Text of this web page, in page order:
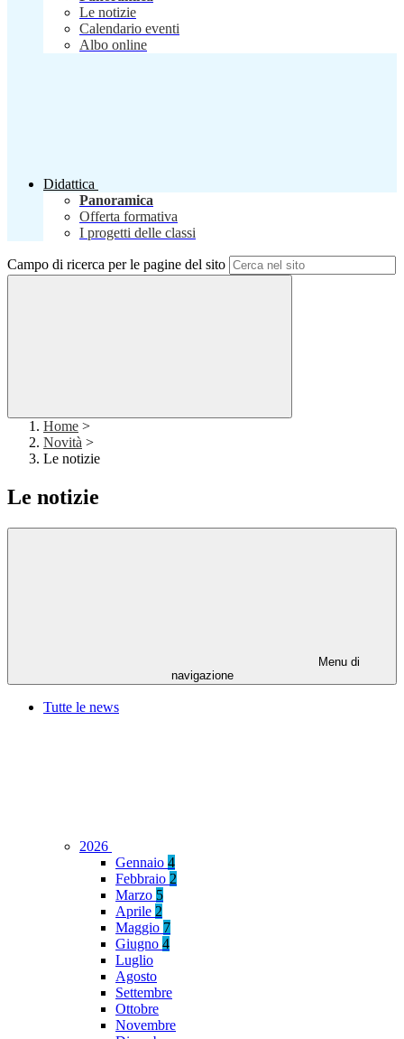
Le notizie
Calendario eventi
Albo online
Didattica
Panoramica
Offerta formativa
I progetti delle classi
Campo di ricerca per le pagine del sito
Home >
Novità >
Le notizie
Le notizie
Menu di
navigazione
Tutte le news
2026
Gennaio 4
Febbraio 2
Marzo 5
Aprile 2
Maggio 7
Giugno 4
Luglio
Agosto
Settembre
Ottobre
Novembre